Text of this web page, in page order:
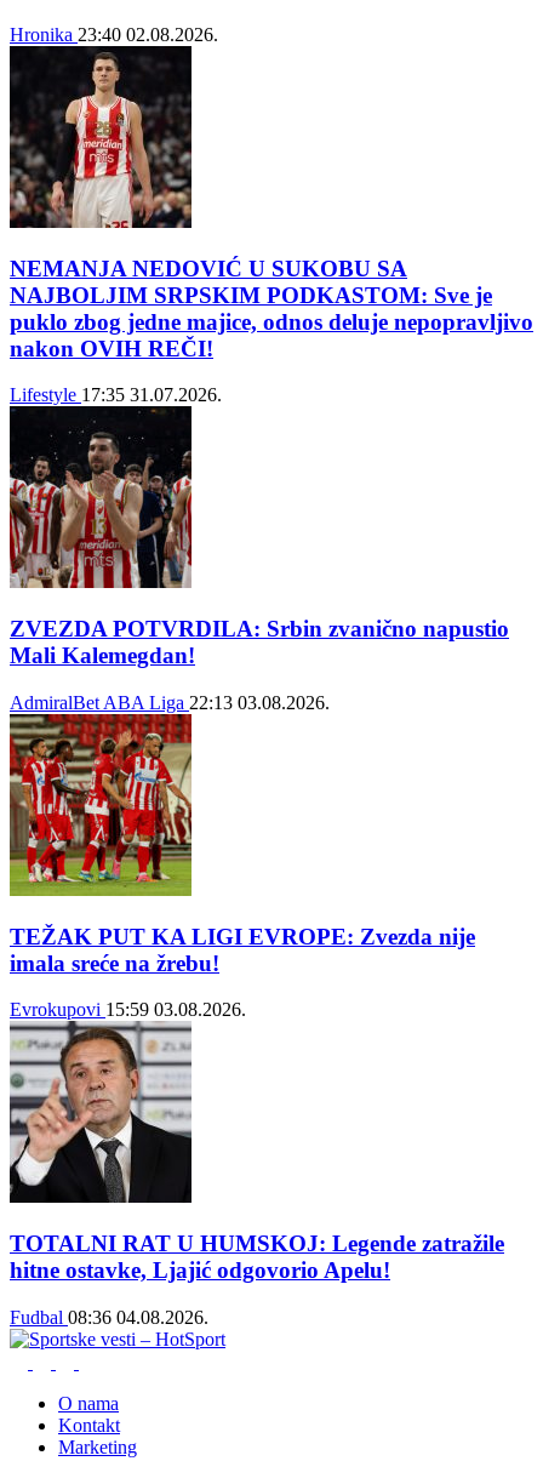
Hronika 23:40 02.08.2026.
NEMANJA NEDOVIĆ U SUKOBU SA
NAJBOLJIM SRPSKIM PODKASTOM: Sve je
puklo zbog jedne majice, odnos deluje nepopravljivo
nakon OVIH REČI!
Lifestyle 17:35 31.07.2026.
ZVEZDA POTVRDILA: Srbin zvanično napustio
Mali Kalemegdan!
AdmiralBet ABA Liga 22:13 03.08.2026.
TEŽAK PUT KA LIGI EVROPE: Zvezda nije
imala sreće na žrebu!
Evrokupovi 15:59 03.08.2026.
TOTALNI RAT U HUMSKOJ: Legende zatražile
hitne ostavke, Ljajić odgovorio Apelu!
Fudbal 08:36 04.08.2026.
O nama
Kontakt
Marketing